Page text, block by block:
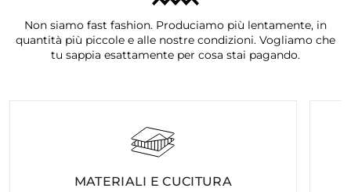
Non siamo fast fashion. Produciamo più lentamente, in
quantità più piccole e alle nostre condizioni. Vogliamo che
tu sappia esattamente per cosa stai pagando.
MATERIALI E CUCITURA